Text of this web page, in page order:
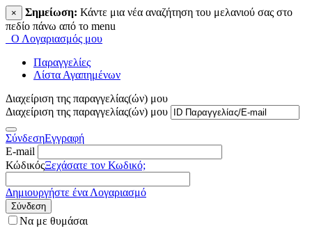
× Σημείωση: Κάντε μια νέα αναζήτηση του μελανιού σας στο
πεδίο πάνω από το menu
Ο Λογαριασμός μου
Παραγγελίες
Λίστα Αγαπημένων
Διαχείριση της παραγγελίας(ών) μου
Διαχείριση της παραγγελίας(ών) μου
ΣύνδεσηΕγγραφή
E-mail
ΚώδικόςΞεχάσατε τον Κωδικό;
Δημιουργήστε ένα Λογαριασμό
Σύνδεση
Να με θυμάσαι